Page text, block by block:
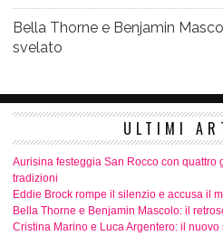
Bella Thorne e Benjamin
svelato
ULTIMI
Aurisina festeggia San Rocco con quattro
tradizioni
Eddie Brock rompe il silenzio e accusa il
Bella Thorne e Benjamin Mascolo: il
Cristina Marino e Luca Argentero: il